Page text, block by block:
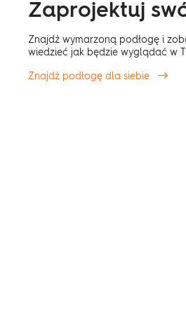
Zaprojektuj
Znajdź wymarzoną podłogę i
wiedzieć jak będzie wyglądać w
Znajdź podłogę dla siebie